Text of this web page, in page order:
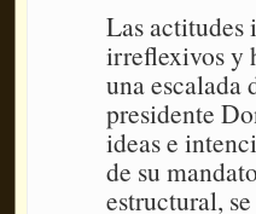
Las actitudes
irreflexivos y
una escalada
presidente
ideas e
de su
estructural, se